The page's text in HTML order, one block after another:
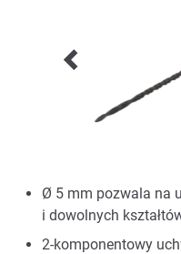
Ø 5 mm pozwala na
i dowolnych
2-komponentowy